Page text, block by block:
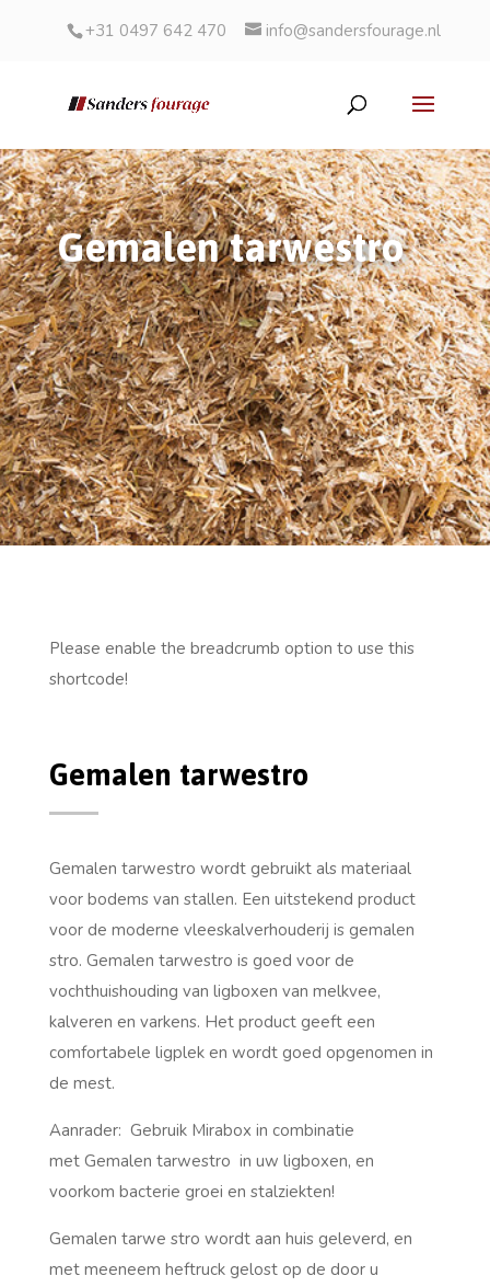
+31 0497 642 470 info@sandersfourage.nl
Gemalen tarwestro
Please enable the breadcrumb option to use this
shortcode!
Gemalen tarwestro
Gemalen tarwestro wordt gebruikt als materiaal
voor bodems van stallen. Een uitstekend product
voor de moderne vleeskalverhouderij is gemalen
stro. Gemalen tarwestro is goed voor de
vochthuishouding van ligboxen van melkvee,
kalveren en varkens. Het product geeft een
comfortabele ligplek en wordt goed opgenomen in
de mest.
Aanrader: Gebruik Mirabox in combinatie
met Gemalen tarwestro in uw ligboxen, en
voorkom bacterie groei en stalziekten!
Gemalen tarwe stro wordt aan huis geleverd, en
met meeneem heftruck gelost op de door u